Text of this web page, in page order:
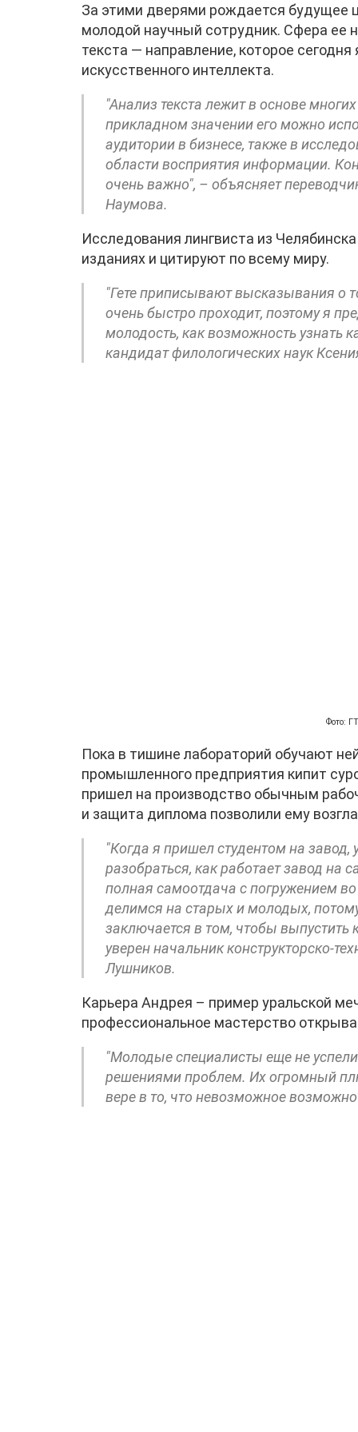
За этими дверями рождается будущее
молодой научный сотрудник. Сфера ее
текста — направление, которое
искусственного интеллекта.
"Анализ текста лежит в основе
прикладном значении его можно
аудитории в бизнесе, также в
области восприятия информации.
очень важно", – объясняет
Наумова.
Исследования лингвиста из
изданиях и цитируют по всему миру.
"Гете приписывают высказывания о
очень быстро проходит, поэтому я
молодость, как возможность узнать
кандидат филологических наук
Фото:
Пока в тишине лабораторий обучают
промышленного предприятия кипит
пришел на производство обычным
и защита диплома позволили ему
"Когда я пришел студентом на
разобраться, как работает завод
полная самоотдача с погружением
делимся на старых и молодых,
заключается в том, чтобы выпустить
уверен начальник конструкторско-
Лушников.
Карьера Андрея – пример уральской
профессиональное мастерство
"Молодые специалисты еще не
решениями проблем. Их огромный
вере в то, что невозможное